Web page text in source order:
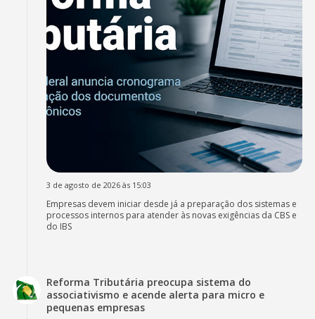
3 de agosto de 2026 às 15:03
Empresas devem iniciar desde já a preparação dos sistemas e
processos internos para atender às novas exigências da CBS e
do IBS
Reforma Tributária preocupa sistema do
associativismo e acende alerta para micro e
pequenas empresas